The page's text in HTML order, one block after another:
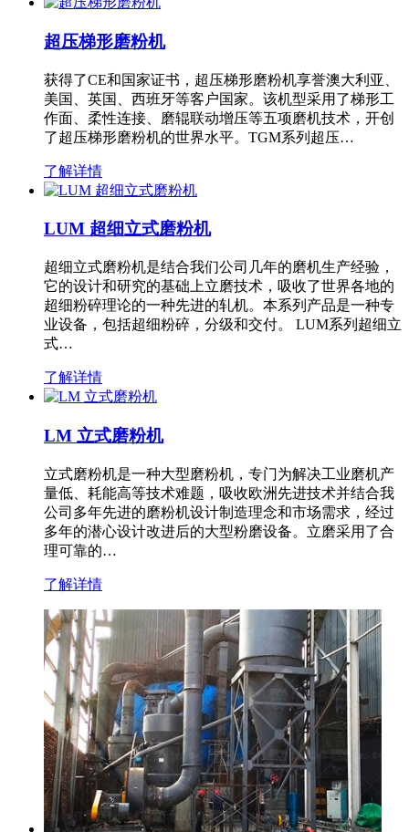
超压梯形磨粉机
获得了CE和国家证书，超压梯形磨粉机享誉澳大利亚、
美国、英国、西班牙等客户国家。该机型采用了梯形工
作面、柔性连接、磨辊联动增压等五项磨机技术，开创
了超压梯形磨粉机的世界水平。TGM系列超压…
了解详情
LUM 超细立式磨粉机
超细立式磨粉机是结合我们公司几年的磨机生产经验，
它的设计和研究的基础上立磨技术，吸收了世界各地的
超细粉碎理论的一种先进的轧机。本系列产品是一种专
业设备，包括超细粉碎，分级和交付。 LUM系列超细立
式…
了解详情
LM 立式磨粉机
立式磨粉机是一种大型磨粉机，专门为解决工业磨机产
量低、耗能高等技术难题，吸收欧洲先进技术并结合我
公司多年先进的磨粉机设计制造理念和市场需求，经过
多年的潜心设计改进后的大型粉磨设备。立磨采用了合
理可靠的…
了解详情